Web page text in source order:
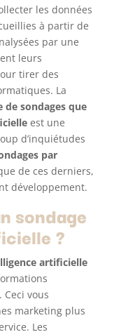
les données
à partir de
par une
leurs
tirer des
La
de sondages que
est une
d’inquiétudes
par
de ces derniers,
développement.
sondage
?
artificielle
vous
marketing plus
Les